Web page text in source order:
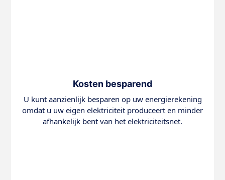
Kosten besparend
U kunt aanzienlijk besparen op uw energierekening
omdat u uw eigen elektriciteit produceert en minder
afhankelijk bent van het elektriciteitsnet.